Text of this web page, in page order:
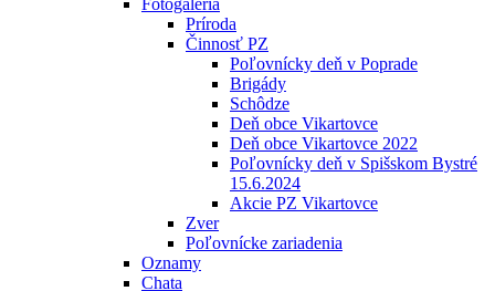
Fotogaléria
Príroda
Činnosť PZ
Poľovnícky deň v Poprade
Brigády
Schôdze
Deň obce Vikartovce
Deň obce Vikartovce 2022
Poľovnícky deň v Spišskom Bystré
15.6.2024
Akcie PZ Vikartovce
Zver
Poľovnícke zariadenia
Oznamy
Chata